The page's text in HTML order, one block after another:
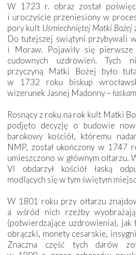
W 1723 r. obraz został
i uroczyście przeniesiony w
pory kult Uśmiechniętej Matki Bożej
Do tutejszej świątyni przybywali
i Moraw. Pojawiły się
cudownych uzdrowień. Tych
przyczyną Matki Bożej było
w 1732 roku biskup
wizerunek Jasnej Madonny –
Rosnący z roku na rok kult Matki
podjęto decyzję o budowie
barokowy kościół, któremu
NMP, został ukończony w 1747
umieszczono w głównym ołtarzu.
VI obdarzył kościół łaską
modlących się w tym świętym
W 1801 roku przy ołtarzu
a wśród nich rzeźby
(potwierdzające uzdrowienia), jak
obrączki, monety cesarskie,
Znaczna część tych darów